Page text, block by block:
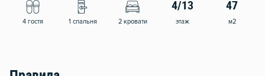
4 гостя 1 спальня 2 кровати
4/13
этаж
47
м2